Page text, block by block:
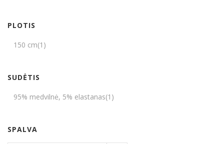
PLOTIS
150 cm(1)
SUDĖTIS
95% medvilnė, 5% elastanas(1)
SPALVA